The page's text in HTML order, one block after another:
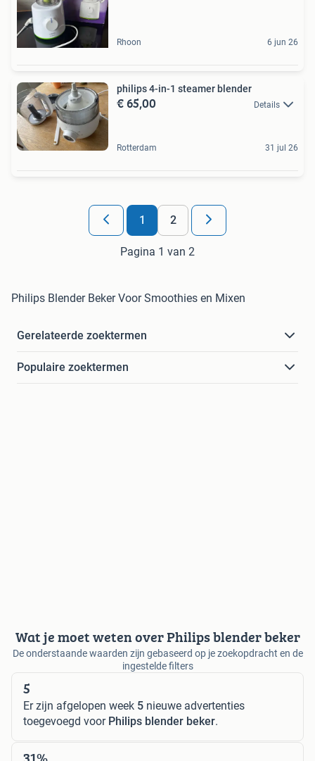
Rhoon 6 jun 26
philips 4-in-1 steamer blender
€ 65,00 Details
Rotterdam 31 jul 26
1 2
Pagina 1 van 2
Philips Blender Beker Voor Smoothies en Mixen
Gerelateerde zoektermen
Populaire zoektermen
Wat je moet weten over Philips blender beker
De onderstaande waarden zijn gebaseerd op je zoekopdracht en de
ingestelde filters
5
Er zijn afgelopen week 5 nieuwe advertenties
toegevoegd voor Philips blender beker.